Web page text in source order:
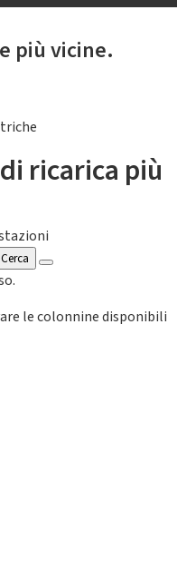
più vicine.
ricarica più
Cerca
le colonnine disponibili